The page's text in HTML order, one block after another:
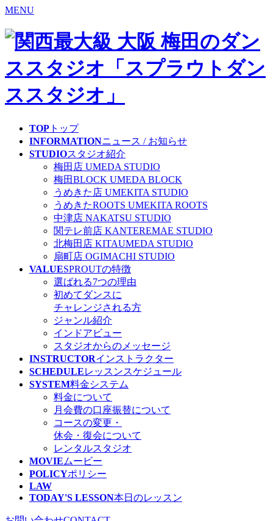
MENU
TOP トップ
INFORMATIONニュース / お知らせ
STUDIOスタジオ紹介
梅田店 UMEDA STUDIO
梅田BLOCK UMEDA BLOCK
うめきた店 UMEKITA STUDIO
うめきたROOTS UMEKITA ROOTS
中津店 NAKATSU STUDIO
関テレ前店 KANTEREMAE STUDIO
北梅田店 KITAUMEDA STUDIO
扇町店 OGIMACHI STUDIO
VALUESPROUTの特徴
選ばれる7つの理由
初めてダンスに
チャレンジされる方
ジャンル紹介
インドアビュー
スタジオからのメッセージ
INSTRUCTORインストラクター
SCHEDULEレッスンスケジュール
SYSTEM料金システム
料金について
月会費の口座振替について
コースの変更・
休会・復会について
レンタルスタジオ
MOVIE ムービー
POLICYポリシー
LAW
TODAY'S LESSON本日のレッスン